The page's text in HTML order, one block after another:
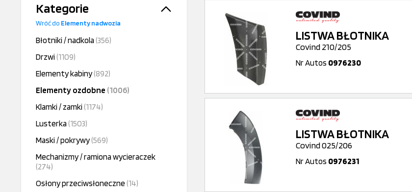
Kategorie
Wróć do Elementy nadwozia
Błotniki / nadkola(356)
Drzwi(1109)
Elementy kabiny(892)
Elementy ozdobne (1006)
Klamki / zamki(1174)
Lusterka(1503)
Maski / pokrywy(569)
Mechanizmy / ramiona wycieraczek
(274)
Osłony przeciwsłoneczne (14)
LISTWA BŁOTNIKA
Covind 210/205
Nr Autos 0976230
LISTWA BŁOTNIKA
Covind 025/206
Nr Autos 0976231